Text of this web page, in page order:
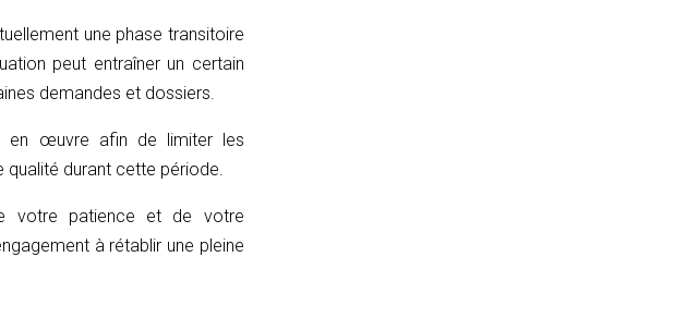
une phase transitoire
peut entraîner un certain
demandes et dossiers.
en œuvre afin de limiter les
durant cette période.
votre patience et de votre
à rétablir une pleine